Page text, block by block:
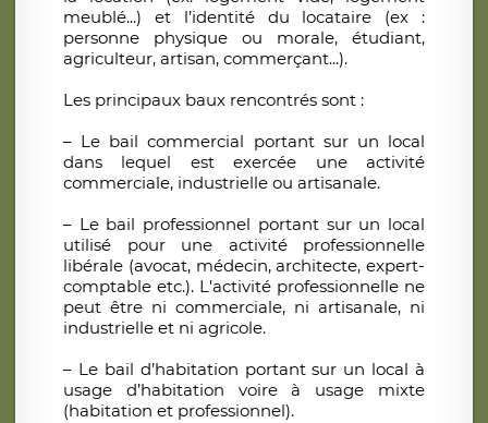
meublé...) et l’identité du locataire (ex :
personne physique ou morale, étudiant,
agriculteur, artisan, commerçant...).
Les principaux baux rencontrés sont :
– Le bail commercial portant sur un local
dans lequel est exercée une activité
commerciale, industrielle ou artisanale.
– Le bail professionnel portant sur un local
utilisé pour une activité professionnelle
libérale (avocat, médecin, architecte, expert-
comptable etc.). L'activité professionnelle ne
peut être ni commerciale, ni artisanale, ni
industrielle et ni agricole.
– Le bail d’habitation portant sur un local à
usage d’habitation voire à usage mixte
(habitation et professionnel).